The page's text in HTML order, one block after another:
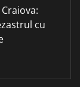
cu